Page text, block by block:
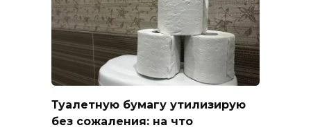
Туалетную бумагу утилизирую
без сожаления: на что